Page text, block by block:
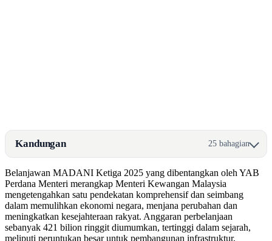
Kandungan 25 bahagian
Belanjawan MADANI Ketiga 2025 yang dibentangkan oleh YAB
Perdana Menteri merangkap Menteri Kewangan Malaysia
mengetengahkan satu pendekatan komprehensif dan seimbang
dalam memulihkan ekonomi negara, menjana perubahan dan
meningkatkan kesejahteraan rakyat. Anggaran perbelanjaan
sebanyak 421 bilion ringgit diumumkan, tertinggi dalam sejarah,
meliputi peruntukan besar untuk pembangunan infrastruktur,